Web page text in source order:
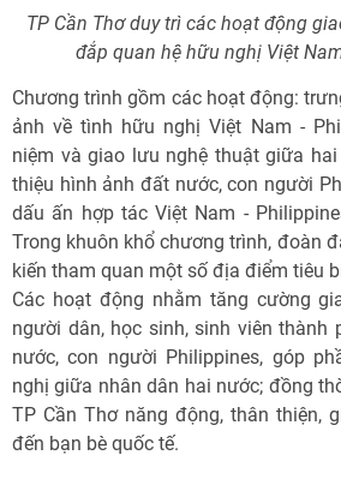
TP Cần Thơ duy trì các hoạt động
đắp quan hệ hữu nghị Việt
Chương trình gồm các hoạt động:
ảnh về tình hữu nghị Việt Nam -
niệm và giao lưu nghệ thuật giữa
thiệu hình ảnh đất nước, con người
dấu ấn hợp tác Việt Nam -
Trong khuôn khổ chương trình, đoàn
kiến tham quan một số địa điểm tiêu
Các hoạt động nhằm tăng cường
người dân, học sinh, sinh viên thành
nước, con người Philippines, góp
nghị giữa nhân dân hai nước; đồng
TP Cần Thơ năng động, thân thiện,
đến bạn bè quốc tế.